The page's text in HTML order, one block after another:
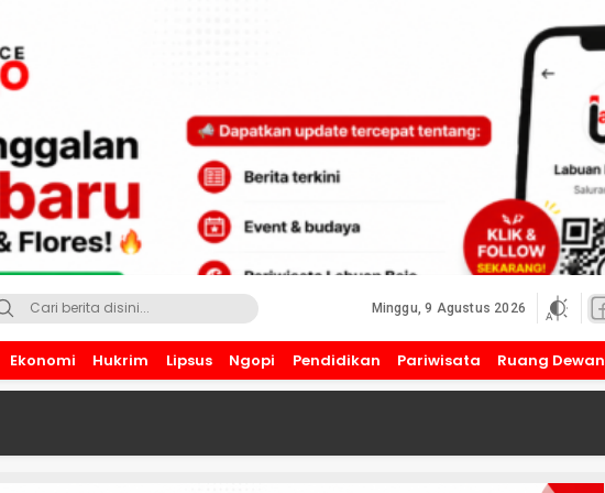
Minggu, 9 Agustus 2026
Ekonomi Hukrim Lipsus Ngopi Pendidikan Pariwisata Ruang Dewan